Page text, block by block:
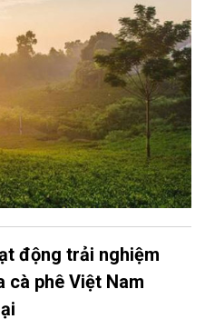
động trải nghiệm
cà phê Việt Nam